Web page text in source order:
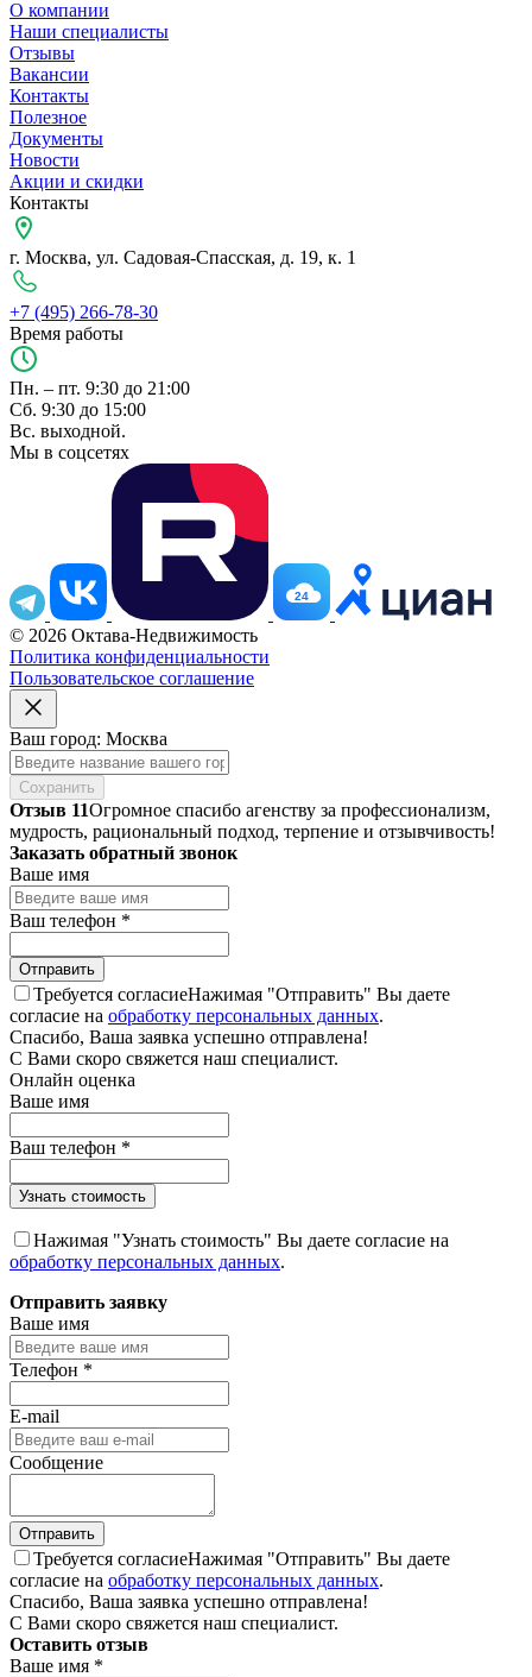
О компании
Наши специалисты
Отзывы
Вакансии
Контакты
Полезное
Документы
Новости
Акции и скидки
Контакты
г. Москва, ул. Садовая-Спасская, д. 19, к. 1
+7 (495) 266-78-30
Время работы
Пн. – пт. 9:30 до 21:00
Сб. 9:30 до 15:00
Вс. выходной.
Мы в соцсетях
24
© 2026 Октава-Недвижимость
Политика конфиденциальности
Пользовательское соглашение
Ваш город: Москва
Сохранить
Отзыв 11Огромное спасибо агенству за профессионализм,
мудрость, рациональный подход, терпение и отзывчивость!
Заказать обратный звонок
Ваше имя
Ваш телефон *
Требуется согласиеНажимая "Отправить" Вы даете
согласие на обработку персональных данных.
Спасибо, Ваша заявка успешно отправлена!
С Вами скоро свяжется наш специалист.
Онлайн оценка
Ваше имя
Ваш телефон *
Нажимая "Узнать стоимость" Вы даете согласие на
обработку персональных данных.
Отправить заявку
Ваше имя
Телефон *
E-mail
Сообщение
Требуется согласиеНажимая "Отправить" Вы даете
согласие на обработку персональных данных.
Спасибо, Ваша заявка успешно отправлена!
С Вами скоро свяжется наш специалист.
Оставить отзыв
Ваше имя *